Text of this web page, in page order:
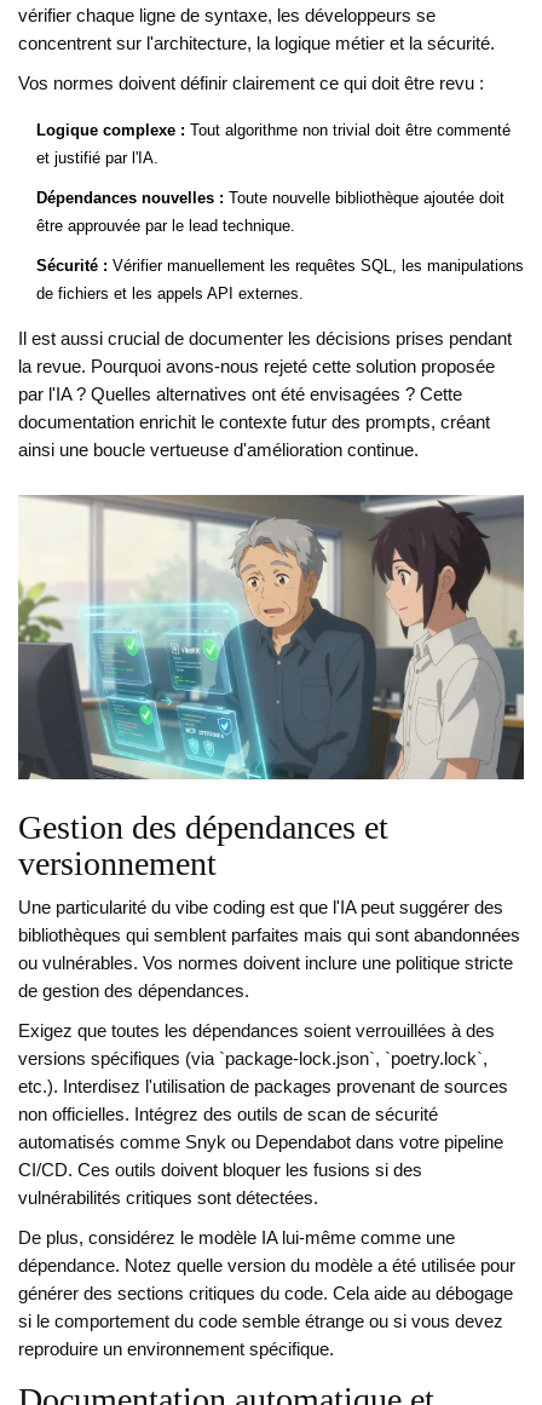
vérifier chaque ligne de syntaxe, les développeurs se
concentrent sur l'architecture, la logique métier et la sécurité.
Vos normes doivent définir clairement ce qui doit être revu :
Logique complexe : Tout algorithme non trivial doit être commenté
et justifié par l'IA.
Dépendances nouvelles : Toute nouvelle bibliothèque ajoutée doit
être approuvée par le lead technique.
Sécurité : Vérifier manuellement les requêtes SQL, les manipulations
de fichiers et les appels API externes.
Il est aussi crucial de documenter les décisions prises pendant
la revue. Pourquoi avons-nous rejeté cette solution proposée
par l'IA ? Quelles alternatives ont été envisagées ? Cette
documentation enrichit le contexte futur des prompts, créant
ainsi une boucle vertueuse d'amélioration continue.
Gestion des dépendances et
versionnement
Une particularité du vibe coding est que l'IA peut suggérer des
bibliothèques qui semblent parfaites mais qui sont abandonnées
ou vulnérables. Vos normes doivent inclure une politique stricte
de gestion des dépendances.
Exigez que toutes les dépendances soient verrouillées à des
versions spécifiques (via `package-lock.json`, `poetry.lock`,
etc.). Interdisez l'utilisation de packages provenant de sources
non officielles. Intégrez des outils de scan de sécurité
automatisés comme Snyk ou Dependabot dans votre pipeline
CI/CD. Ces outils doivent bloquer les fusions si des
vulnérabilités critiques sont détectées.
De plus, considérez le modèle IA lui-même comme une
dépendance. Notez quelle version du modèle a été utilisée pour
générer des sections critiques du code. Cela aide au débogage
si le comportement du code semble étrange ou si vous devez
reproduire un environnement spécifique.